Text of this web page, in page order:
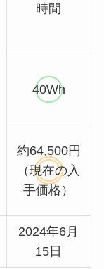
時間
40Wh
約64,500円
（現在の入
手価格）
2024年6月
15日